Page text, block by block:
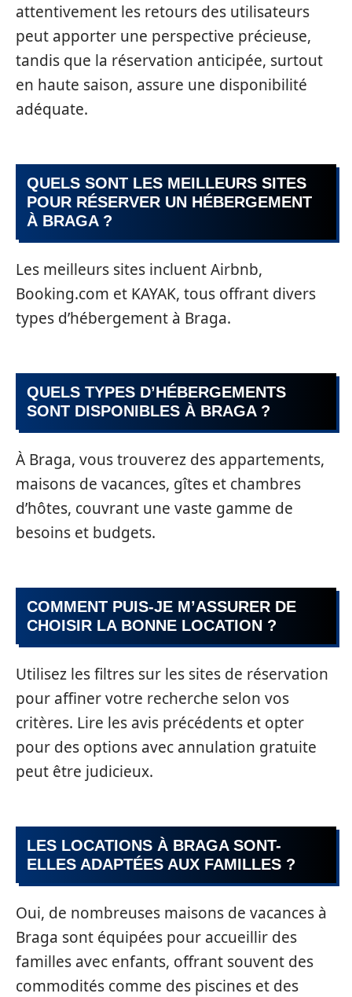
attentivement les retours des utilisateurs
peut apporter une perspective précieuse,
tandis que la réservation anticipée, surtout
en haute saison, assure une disponibilité
adéquate.
QUELS SONT LES MEILLEURS SITES
POUR RÉSERVER UN HÉBERGEMENT
À BRAGA ?
Les meilleurs sites incluent Airbnb,
Booking.com et KAYAK, tous offrant divers
types d’hébergement à Braga.
QUELS TYPES D’HÉBERGEMENTS
SONT DISPONIBLES À BRAGA ?
À Braga, vous trouverez des appartements,
maisons de vacances, gîtes et chambres
d’hôtes, couvrant une vaste gamme de
besoins et budgets.
COMMENT PUIS-JE M’ASSURER DE
CHOISIR LA BONNE LOCATION ?
Utilisez les filtres sur les sites de réservation
pour affiner votre recherche selon vos
critères. Lire les avis précédents et opter
pour des options avec annulation gratuite
peut être judicieux.
LES LOCATIONS À BRAGA SONT-
ELLES ADAPTÉES AUX FAMILLES ?
Oui, de nombreuses maisons de vacances à
Braga sont équipées pour accueillir des
familles avec enfants, offrant souvent des
commodités comme des piscines et des